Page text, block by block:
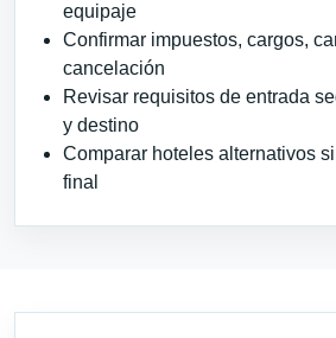
equipaje
Confirmar impuestos, cargos,
cancelación
Revisar requisitos de entrada
y destino
Comparar hoteles alternativos
final